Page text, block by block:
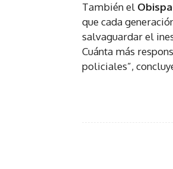
También el
que cada
salvaguardar el
Cuánta más
policiales”,